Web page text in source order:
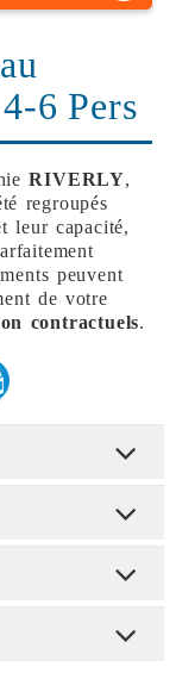
6 Pers
RIVERLY,
regroupés
leur capacité,
peuvent
de votre
contractuels.